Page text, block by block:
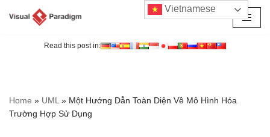
Read this post in:
Home » UML» Một Hướng Dẫn Toàn Diện Về Mô Hình Hóa
Trường Hợp Sử Dụng
Vietnamese